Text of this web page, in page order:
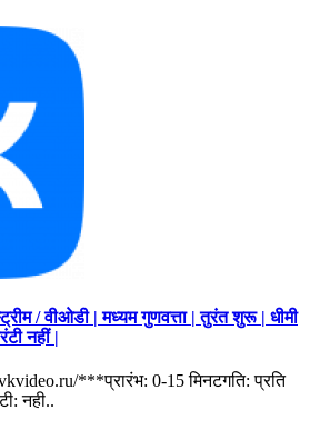
/ वीओडी | मध्यम गुणवत्ता | तुरंत शुरू | धीमी
नहीं |
***प्रारंभ: 0-15 मिनटगति: प्रति
नही..